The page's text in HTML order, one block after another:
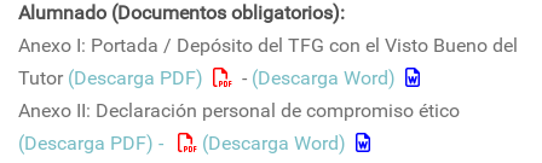
Alumnado (Documentos obligatorios):
Anexo I: Portada / Depósito del TFG con el Visto Bueno del
Tutor (Descarga PDF) - (Descarga Word)
Anexo II: Declaración personal de compromiso ético
(Descarga PDF) -
(Descarga Word)